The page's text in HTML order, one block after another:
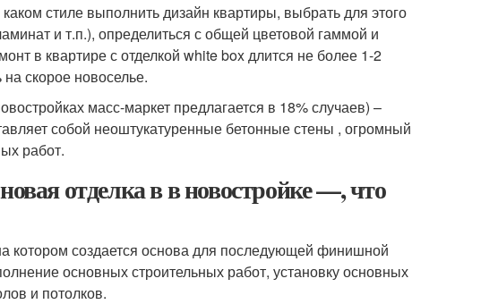
стиле выполнить дизайн квартиры, выбрать для этого
и т.п.), определиться с общей цветовой гаммой и
в квартире с отделкой white box длится не более 1-2
скорое новоселье.
масс-маркет предлагается в 18% случаев) –
собой неоштукатуренные бетонные стены , огромный
работ.
отделка в в новостройке —, что
котором создается основа для последующей финишной
основных строительных работ, установку основных
и потолков.